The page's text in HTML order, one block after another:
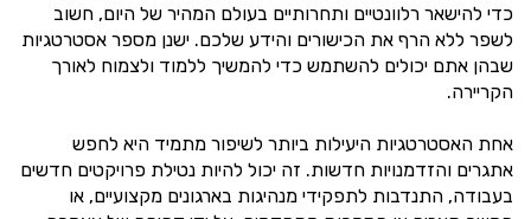
כדי להישאר רלוונטיים ותחרותיים בעולם המהיר של היום, חשוב
לשפר ללא הרף את הכישורים והידע שלכם. ישנן מספר אסטרטגיות
שבהן אתם יכולים להשתמש כדי להמשיך ללמוד ולצמוח לאורך
הקריירה.
אחת האסטרטגיות היעילות ביותר לשיפור מתמיד היא לחפש
אתגרים והזדמנויות חדשות. זה יכול להיות נטילת פרויקטים חדשים
בעבודה, התנדבות לתפקידי מנהיגות בארגונים מקצועיים, או